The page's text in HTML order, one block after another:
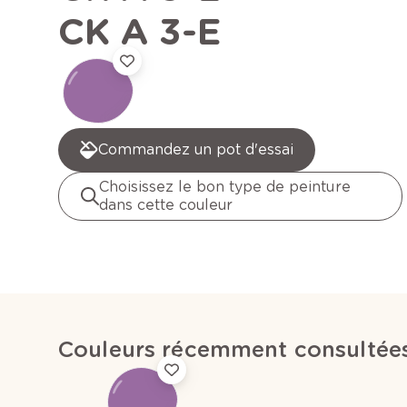
CK A 3-E
Commandez un pot d'essai
Choisissez le bon type de peinture
dans cette couleur
Couleurs récemment